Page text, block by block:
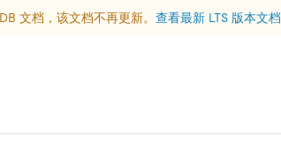
文档，该文档不再更新。 查看最新 LTS 版本文档